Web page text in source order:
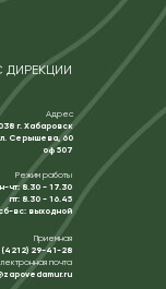
Режим работы
чт: 8.30 - 17.30
пт: 8.30 - 16.45
вс: выходной
Адрес
г. Хабаровск
Серышева, 60
оф 507
Приемная
(4212) 29-41-28
почта
ДИРЕКЦИИ